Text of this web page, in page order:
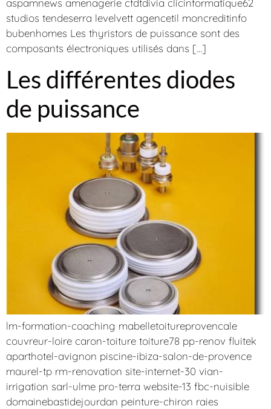
aspamnews amenagerie cfdtdivia clicinformatique62
studios tendeserra levelvett agencetil moncreditinfo
bubenhomes Les thyristors de puissance sont des
composants électroniques utilisés dans […]
Les différentes diodes
de puissance
lm-formation-coaching mabelletoitureprovencale
couvreur-loire caron-toiture toiture78 pp-renov fluitek
aparthotel-avignon piscine-ibiza-salon-de-provence
maurel-tp rm-renovation site-internet-30 vian-
irrigation sarl-ulme pro-terra website-13 fbc-nuisible
domainebastidejourdan peinture-chiron raies